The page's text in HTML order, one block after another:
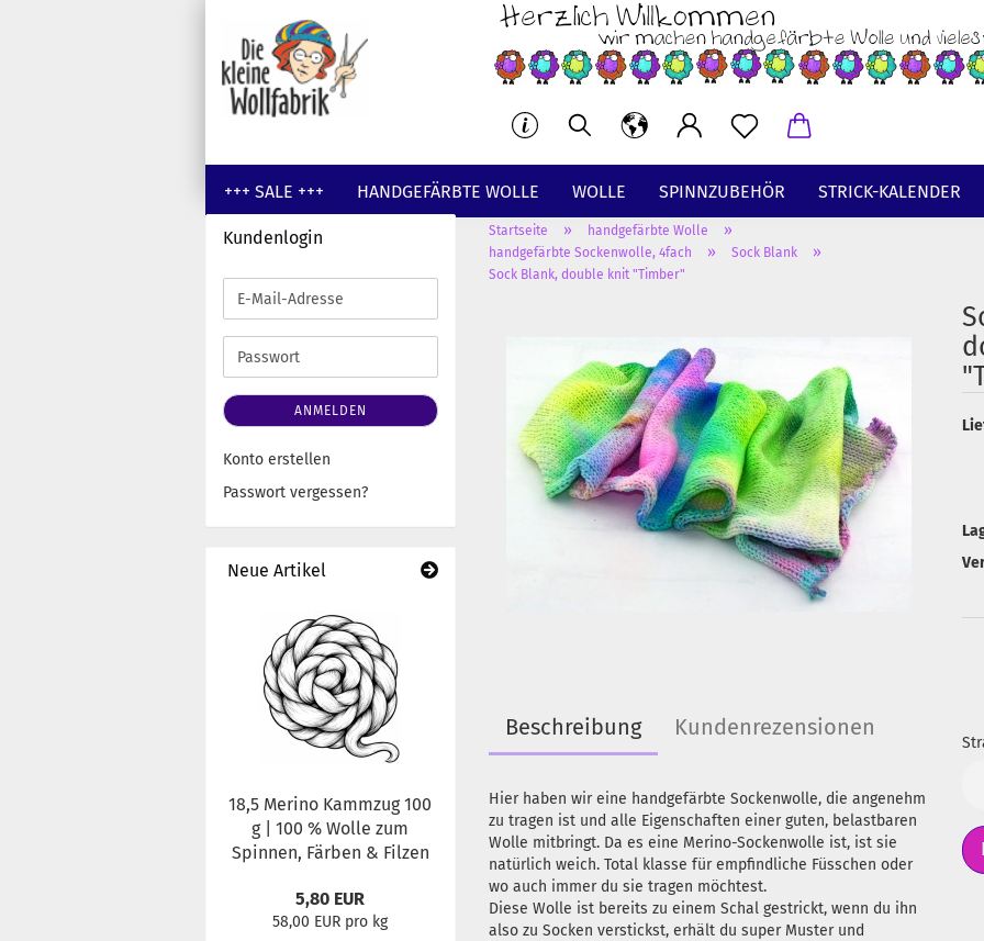
+++ SALE +++ HANDGEFÄRBTE WOLLE WOLLE SPINNZUBEHÖR STRICK-KALENDER
GUTSCHEINE WOLLE UNGEFÄRBT
Startseite » handgefärbte Wolle »
handgefärbte Sockenwolle, 4fach » Sock Blank »
Sock Blank, double knit "Timber"
Beschreibung Kundenrezensionen
Hier haben wir eine handgefärbte Sockenwolle, die angenehm
zu tragen ist und alle Eigenschaften einer guten, belastbaren
Wolle mitbringt. Da es eine Merino-Sockenwolle ist, ist sie
natürlich weich. Total klasse für empfindliche Füsschen oder
wo auch immer du sie tragen möchtest.
Diese Wolle ist bereits zu einem Schal gestrickt, wenn du ihn
also zu Socken verstickst, erhält du super Muster und
Kundenlogin
E-
Mail-
Adresse
Passwort
ANMELDEN
Konto erstellen
Passwort vergessen?
Neue Artikel
18,5 Merino Kammzug 100
g | 100 % Wolle zum
Spinnen, Färben & Filzen
5,80 EUR
58,00 EUR pro kg